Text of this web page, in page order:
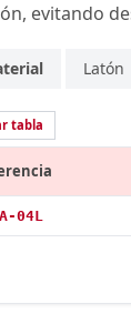
evitando
Latón
tabla
04L